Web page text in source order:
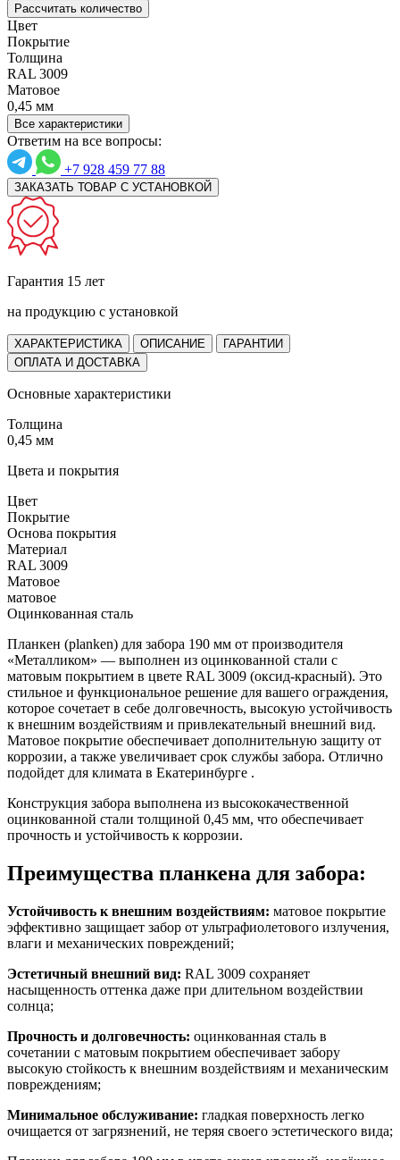
Рассчитать количество
Цвет
Покрытие
Толщина
RAL 3009
Матовое
0,45 мм
Все характеристики
Ответим на все вопросы:
+7 928 459 77 88
ЗАКАЗАТЬ ТОВАР С УСТАНОВКОЙ
Гарантия 15 лет
на продукцию с установкой
ХАРАКТЕРИСТИКА ОПИСАНИЕ
ГАРАНТИИ
ОПЛАТА И ДОСТАВКА
Основные характеристики
Толщина
0,45 мм
Цвета и покрытия
Цвет
Покрытие
Основа покрытия
Материал
RAL 3009
Матовое
матовое
Оцинкованная сталь
Планкен (planken) для забора 190 мм от производителя
«Металликом» — выполнен из оцинкованной стали с
матовым покрытием в цвете RAL 3009 (оксид-красный). Это
стильное и функциональное решение для вашего ограждения,
которое сочетает в себе долговечность, высокую устойчивость
к внешним воздействиям и привлекательный внешний вид.
Матовое покрытие обеспечивает дополнительную защиту от
коррозии, а также увеличивает срок службы забора. Отлично
подойдет для климата в Екатеринбурге .
Конструкция забора выполнена из высококачественной
оцинкованной стали толщиной 0,45 мм, что обеспечивает
прочность и устойчивость к коррозии.
Преимущества планкена для забора:
Устойчивость к внешним воздействиям: матовое покрытие
эффективно защищает забор от ультрафиолетового излучения,
влаги и механических повреждений;
Эстетичный внешний вид: RAL 3009 сохраняет
насыщенность оттенка даже при длительном воздействии
солнца;
Прочность и долговечность: оцинкованная сталь в
сочетании с матовым покрытием обеспечивает забору
высокую стойкость к внешним воздействиям и механическим
повреждениям;
Минимальное обслуживание: гладкая поверхность легко
очищается от загрязнений, не теряя своего эстетического вида;